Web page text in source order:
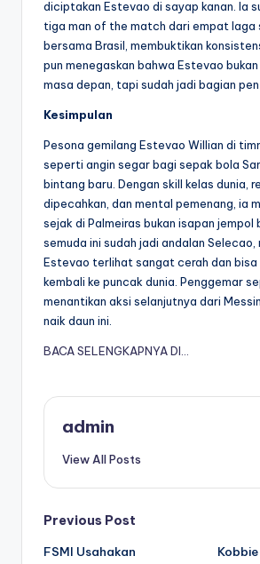
diciptakan Estevao di sayap kanan. Ia
tiga man of the match dari empat
bersama Brasil, membuktikan
pun menegaskan bahwa Estevao
masa depan, tapi sudah jadi bagian
Kesimpulan
Pesona gemilang Estevao Willian di
seperti angin segar bagi sepak bola
bintang baru. Dengan skill kelas dunia,
dipecahkan, dan mental pemenang, ia
sejak di Palmeiras bukan isapan jempol
semuda ini sudah jadi andalan Selecao,
Estevao terlihat sangat cerah dan bisa
kembali ke puncak dunia. Penggemar
menantikan aksi selanjutnya dari
naik daun ini.
BACA SELENGKAPNYA DI…
admin
View All Posts
Post
Previous Post
FSMI Usahakan